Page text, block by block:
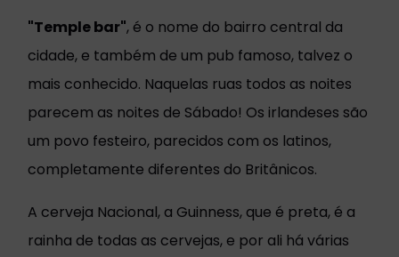
"Temple bar", é o nome do bairro central da
cidade, e também de um pub famoso, talvez o
mais conhecido. Naquelas ruas todos as noites
parecem as noites de Sábado! Os irlandeses são
um povo festeiro, parecidos com os latinos,
completamente diferentes do Britânicos.
A cerveja Nacional, a Guinness, que é preta, é a
rainha de todas as cervejas, e por ali há várias